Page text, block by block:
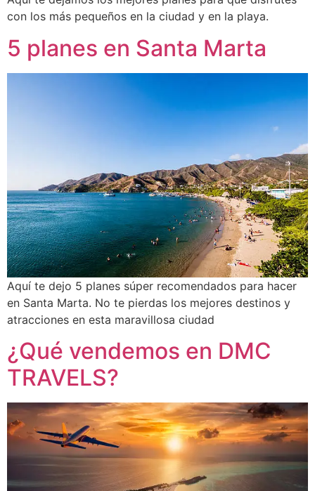
con los más pequeños en la ciudad y en la playa.
5 planes en Santa Marta
Aquí te dejo 5 planes súper recomendados para hacer
en Santa Marta. No te pierdas los mejores destinos y
atracciones en esta maravillosa ciudad
¿Qué vendemos en DMC
TRAVELS?